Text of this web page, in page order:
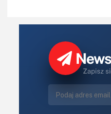
Robotyka
Sterowniki silników
Technika μP, μC, PLD
Termometry i termostaty